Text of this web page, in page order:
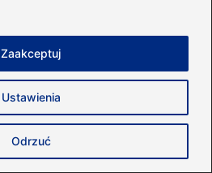
Ustawienia
Odrzuć
Zaakceptuj